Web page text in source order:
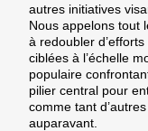
autres initiatives
Nous appelons tout
à redoubler
ciblées à l’échelle
populaire
pilier central pour
comme tant
auparavant.